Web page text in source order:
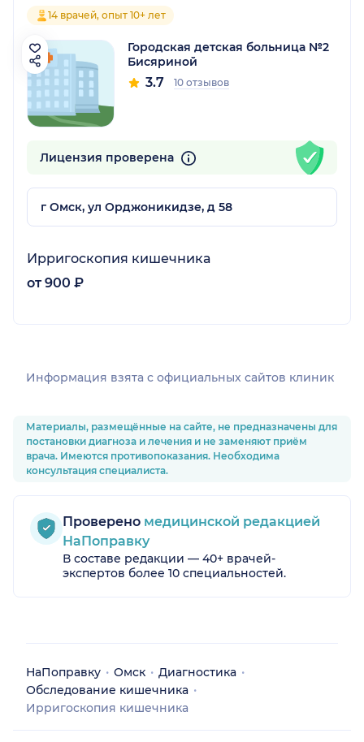
14 врачей, опыт 10+ лет
Городская детская больница №2
Бисяриной
3.7 10 отзывов
Лицензия проверена
г Омск, ул Орджоникидзе, д 58
Ирригоскопия кишечника
от 900 ₽
Информация взята c официальных сайтов клиник
Материалы, размещённые на сайте, не предназначены для
постановки диагноза и лечения и не заменяют приём
врача. Имеются противопоказания. Необходима
консультация специалиста.
Проверено медицинской редакцией
НаПоправку
В составе редакции — 40+ врачей-
экспертов более 10 специальностей.
НаПоправку Омск
Диагностика
Обследование кишечника
Ирригоскопия кишечника